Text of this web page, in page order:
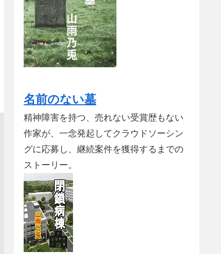
名前のない墓
精神障害を持つ、売れない受賞歴もない
作家が、一念発起してクラウドソーシン
グに応募し、継続案件を獲得するまでの
ストーリー。